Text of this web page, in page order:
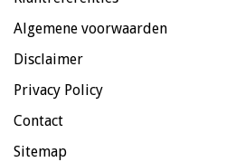
Algemene voorwaarden
Disclaimer
Privacy Policy
Contact
Sitemap